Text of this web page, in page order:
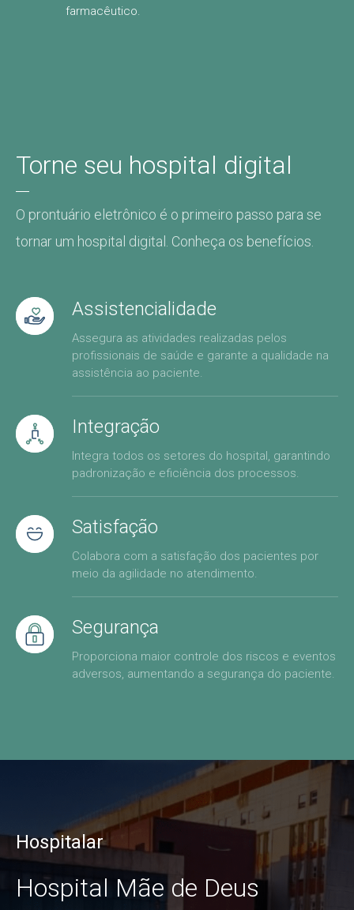
farmacêutico.
Torne seu hospital digital
O prontuário eletrônico é o primeiro passo para se
tornar um hospital digital. Conheça os benefícios.
Assistencialidade
Assegura as atividades realizadas pelos
profissionais de saúde e garante a qualidade na
assistência ao paciente.
Integração
Integra todos os setores do hospital, garantindo
padronização e eficiência dos processos.
Satisfação
Colabora com a satisfação dos pacientes por
meio da agilidade no atendimento.
Segurança
Proporciona maior controle dos riscos e eventos
adversos, aumentando a segurança do paciente.
Hospitalar
Hospital Mãe de Deus